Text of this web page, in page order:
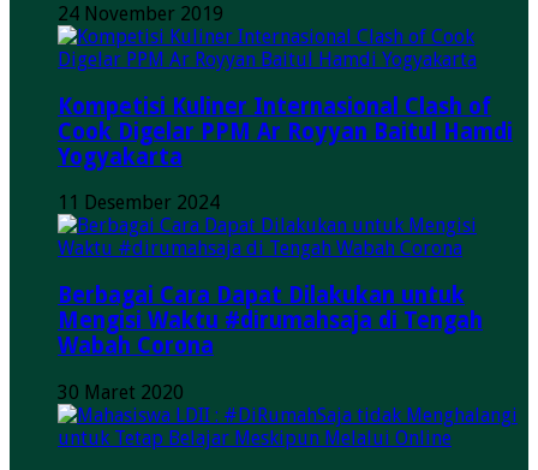
24 November 2019
Kompetisi Kuliner Internasional Clash of
Cook Digelar PPM Ar Royyan Baitul Hamdi
Yogyakarta
11 Desember 2024
Berbagai Cara Dapat Dilakukan untuk
Mengisi Waktu #dirumahsaja di Tengah
Wabah Corona
30 Maret 2020